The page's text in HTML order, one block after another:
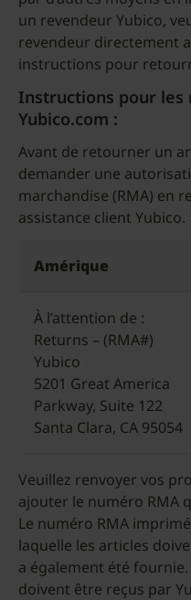
un revendeur Yubico,
revendeur directement
instructions pour
Instructions pour les
Yubico.com :
Avant de retourner un
demander une
marchandise (RMA) en
assistance client Yubico.
Amérique
À l’attention de :
Returns – (RMA#)
Yubico
5201 Great America
Parkway, Suite 122
Santa Clara, CA 95054
Veuillez renvoyer vos
ajouter le numéro RMA
Le numéro RMA
laquelle les articles
a également été
doivent être reçus par